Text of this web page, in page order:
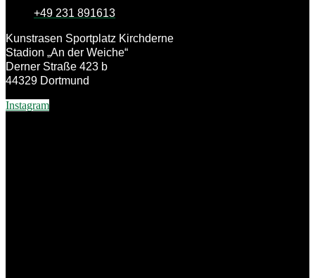
+49 231 891613
Kunstrasen Sportplatz Kirchderne
Stadion „An der Weiche“
Derner Straße 423 b
44329 Dortmund
Instagram